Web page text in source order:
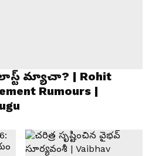
మ్యాచా? | Rohit
Rumours |